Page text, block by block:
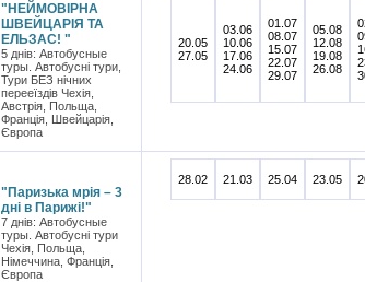
"НЕЙМОВІРНА
ШВЕЙЦАРІЯ ТА
ЕЛЬЗАС! "
5 днів: Автобусные
туры. Автобусні тури,
Тури БЕЗ нічних
перееїздів Чехія,
Австрія, Польща,
Франція, Швейцарія,
Європа
20.05
27.05
03.06
10.06
17.06
24.06
01.07
08.07
15.07
22.07
29.07
05.08
12.08
19.08
26.08
"Паризька мрія – 3
дні в Парижі!"
7 днів: Автобусные
туры. Автобусні тури
Чехія, Польща,
Німеччина, Франція,
Європа
28.02 21.03 25.04 23.05